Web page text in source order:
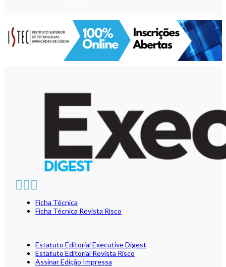
Ficha Técnica
Ficha Técnica Revista Risco
Estatuto Editorial Executive Digest
Estatuto Editorial Revista Risco
Assinar Edição Impressa